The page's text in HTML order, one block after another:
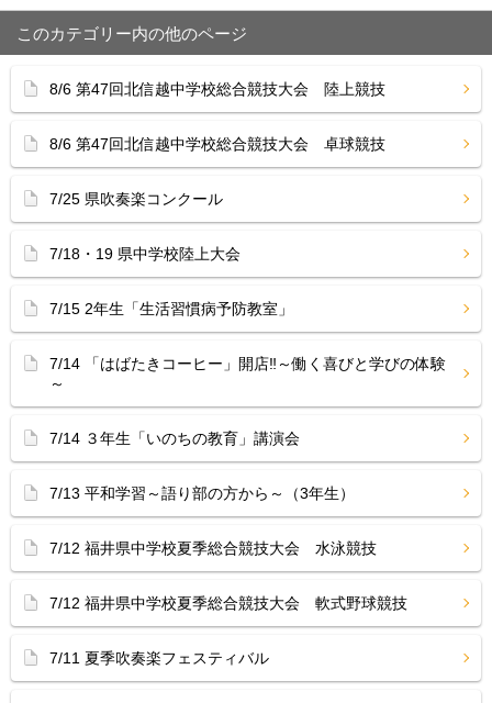
このカテゴリー内の他のページ
8/6 第47回北信越中学校総合競技大会 陸上競技
8/6 第47回北信越中学校総合競技大会 卓球競技
7/25 県吹奏楽コンクール
7/18・19 県中学校陸上大会
7/15 2年生「生活習慣病予防教室」
7/14 「はばたきコーヒー」開店‼︎～働く喜びと学びの体験
～
7/14 ３年生「いのちの教育」講演会
7/13 平和学習～語り部の方から～（3年生）
7/12 福井県中学校夏季総合競技大会 水泳競技
7/12 福井県中学校夏季総合競技大会 軟式野球競技
7/11 夏季吹奏楽フェスティバル